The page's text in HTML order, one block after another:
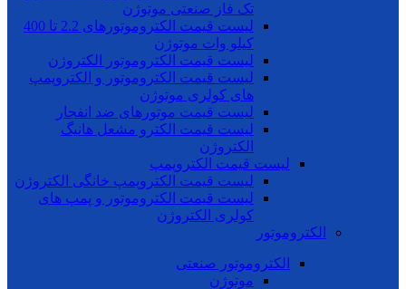
تک فاز صنعتی موتوژن
لیست قیمت الکتروموتورهای 2.2 تا 400
کیلو وات موتوژن
لیست قیمت الکتروموتور الکتروژن
لیست قیمت الکتروموتور و الکتروپمپ
های کولری موتوژن
لیست قیمت موتورهای ضد انفجار
لیست قیمت الکترو مشعل هانیگ
الکتروژن
لیست قیمت الکتروپمپ
لیست قیمت الکتروپمپ خانگی الکتروژن
لیست قیمت الکتروموتور و پمپ های
کولری الکتروژن
الکتروموتور
الکتروموتور صنعتی
موتوژن